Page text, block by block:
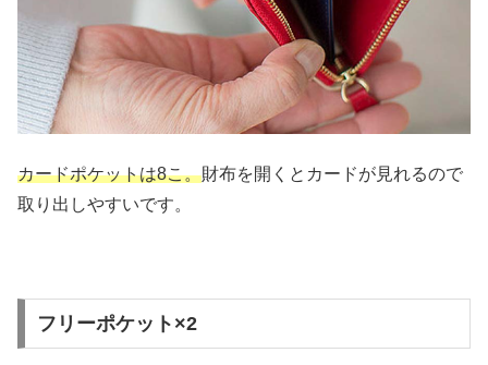
カードポケットは8こ。財布を開くとカードが見れるので
取り出しやすいです。
フリーポケット×2